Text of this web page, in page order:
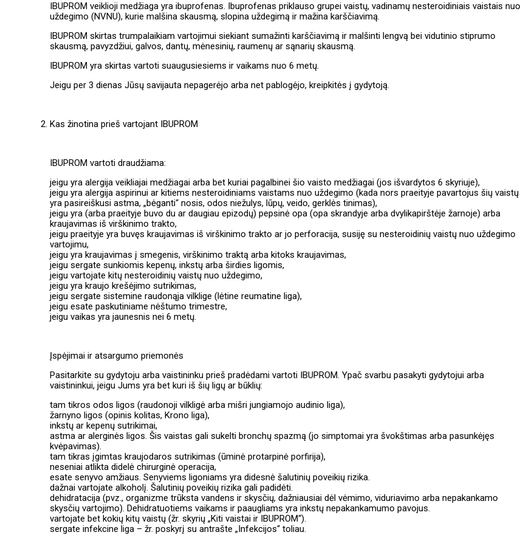
IBUPROM veiklioji medžiaga yra ibuprofenas. Ibuprofenas priklauso grupei vaistų, vadinamų nesteroidiniais vaistais nuo
uždegimo (NVNU), kurie malšina skausmą, slopina uždegimą ir mažina karščiavimą.
IBUPROM skirtas trumpalaikiam vartojimui siekiant sumažinti karščiavimą ir malšinti lengvą bei vidutinio stiprumo
skausmą, pavyzdžiui, galvos, dantų, mėnesinių, raumenų ar sąnarių skausmą.
IBUPROM yra skirtas vartoti suaugusiesiems ir vaikams nuo 6 metų.
Jeigu per 3 dienas Jūsų savijauta nepagerėjo arba net pablogėjo, kreipkitės į gydytoją.
Kas žinotina prieš vartojant IBUPROM
IBUPROM vartoti draudžiama:
jeigu yra alergija veikliajai medžiagai arba bet kuriai pagalbinei šio vaisto medžiagai (jos išvardytos 6 skyriuje),
jeigu yra alergija aspirinui ar kitiems nesteroidiniams vaistams nuo uždegimo (kada nors praeityje pavartojus šių vaistų
yra pasireiškusi astma, „bėganti“ nosis, odos niežulys, lūpų, veido, gerklės tinimas),
jeigu yra (arba praeityje buvo du ar daugiau epizodų) pepsinė opa (opa skrandyje arba dvylikapirštėje žarnoje) arba
kraujavimas iš virškinimo trakto,
jeigu praeityje yra buvęs kraujavimas iš virškinimo trakto ar jo perforacija, susiję su nesteroidinių vaistų nuo uždegimo
vartojimu,
jeigu yra kraujavimas į smegenis, virškinimo traktą arba kitoks kraujavimas,
jeigu sergate sunkiomis kepenų, inkstų arba širdies ligomis,
jeigu vartojate kitų nesteroidinių vaistų nuo uždegimo,
jeigu yra kraujo krešėjimo sutrikimas,
jeigu sergate sistemine raudonąja vilklige (lėtine reumatine liga),
jeigu esate paskutiniame nėštumo trimestre,
jeigu vaikas yra jaunesnis nei 6 metų.
Įspėjimai ir atsargumo priemonės
Pasitarkite su gydytoju arba vaistininku prieš pradėdami vartoti IBUPROM. Ypač svarbu pasakyti gydytojui arba
vaistininkui, jeigu Jums yra bet kuri iš šių ligų ar būklių:
tam tikros odos ligos (raudonoji vilkligė arba mišri jungiamojo audinio liga),
žarnyno ligos (opinis kolitas, Krono liga),
inkstų ar kepenų sutrikimai,
astma ar alerginės ligos. Šis vaistas gali sukelti bronchų spazmą (jo simptomai yra švokštimas arba pasunkėjęs
kvėpavimas).
tam tikras įgimtas kraujodaros sutrikimas (ūminė protarpinė porfirija),
neseniai atlikta didelė chirurginė operacija,
esate senyvo amžiaus. Senyviems ligoniams yra didesnė šalutinių poveikių rizika.
dažnai vartojate alkoholį. Šalutinių poveikių rizika gali padidėti.
dehidratacija (pvz., organizme trūksta vandens ir skysčių, dažniausiai dėl vėmimo, viduriavimo arba nepakankamo
skysčių vartojimo). Dehidratuotiems vaikams ir paaugliams yra inkstų nepakankamumo pavojus.
vartojate bet kokių kitų vaistų (žr. skyrių „Kiti vaistai ir IBUPROM“).
sergate infekcine liga – žr. poskyrį su antrašte „Infekcijos“ toliau.